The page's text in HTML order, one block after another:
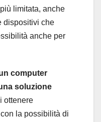
limitata, anche
dispositivi che
anche per
computer
soluzione
ottenere
la possibilità di